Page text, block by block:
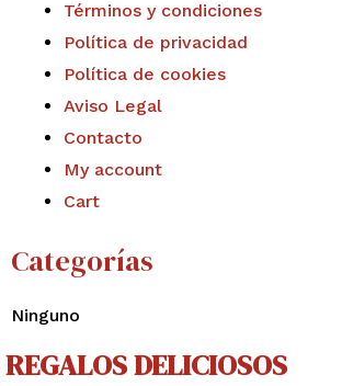
Términos y condiciones
Política de privacidad
Política de cookies
Aviso Legal
Contacto
My account
Cart
Categorías
Ninguno
REGALOS DELICIOSOS